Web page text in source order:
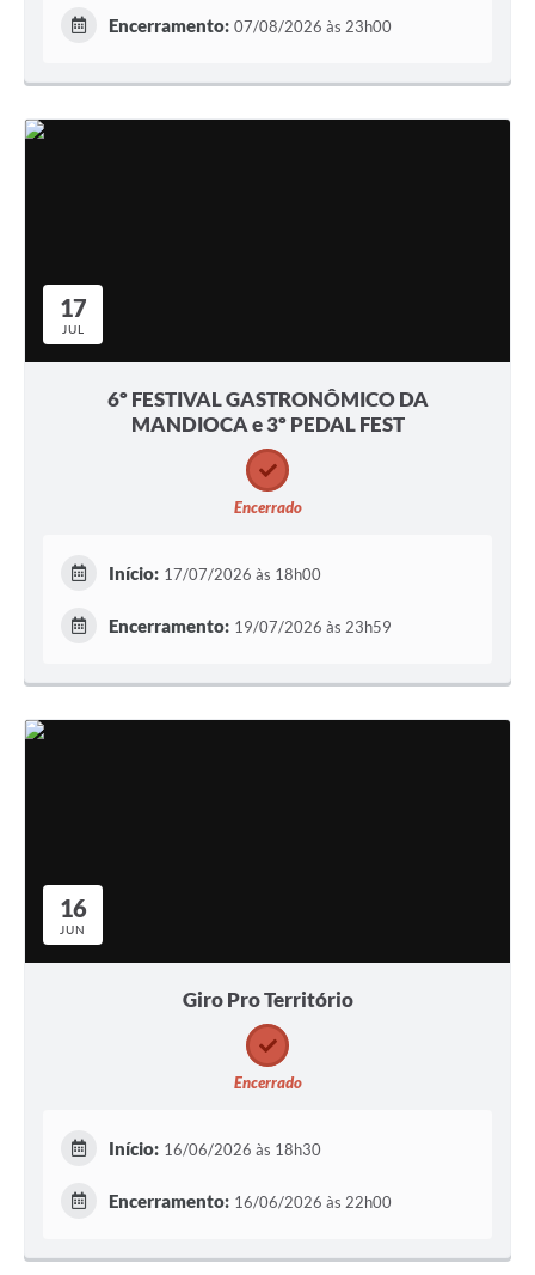
Encerramento: 07/08/2026 às 23h00
17
JUL
6º FESTIVAL GASTRONÔMICO DA
MANDIOCA e 3º PEDAL FEST
Encerrado
Início: 17/07/2026 às 18h00
Encerramento: 19/07/2026 às 23h59
16
JUN
Giro Pro Território
Encerrado
Início: 16/06/2026 às 18h30
Encerramento: 16/06/2026 às 22h00